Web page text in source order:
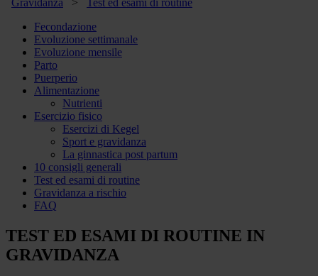
Gravidanza > Test ed esami di routine
Fecondazione
Evoluzione settimanale
Evoluzione mensile
Parto
Puerperio
Alimentazione
Nutrienti
Esercizio fisico
Esercizi di Kegel
Sport e gravidanza
La ginnastica post partum
10 consigli generali
Test ed esami di routine
Gravidanza a rischio
FAQ
TEST ED ESAMI DI ROUTINE IN
GRAVIDANZA